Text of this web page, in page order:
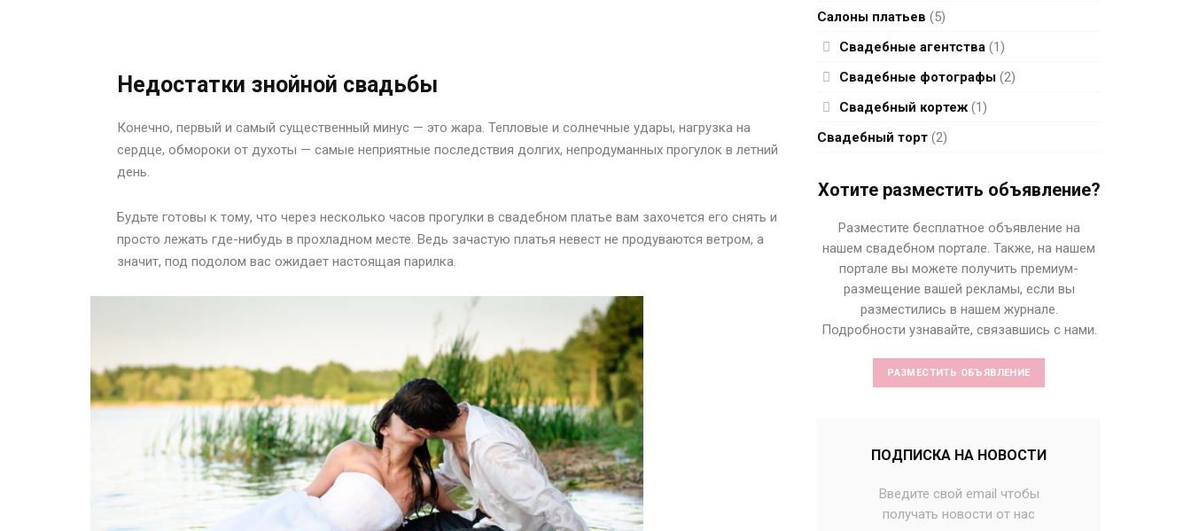
Недостатки знойной свадьбы
Конечно, первый и самый существенный минус — это жара. Тепловые и солнечные удары, нагрузка на
сердце, обмороки от духоты — самые неприятные последствия долгих, непродуманных прогулок в летний
день.
Будьте готовы к тому, что через несколько часов прогулки в свадебном платье вам захочется его снять и
просто лежать где-нибудь в прохладном месте. Ведь зачастую платья невест не продуваются ветром, а
значит, под подолом вас ожидает настоящая парилка.
Салоны платьев (5)
Свадебные агентства (1)
Свадебные фотографы (2)
Свадебный кортеж (1)
Свадебный торт (2)
Хотите разместить объявление?
Разместите бесплатное объявление на
нашем свадебном портале. Также, на нашем
портале вы можете получить премиум-
размещение вашей рекламы, если вы
разместились в нашем журнале.
Подробности узнавайте, связавшись с нами.
РАЗМЕСТИТЬ ОБЪЯВЛЕНИЕ
ПОДПИСКА НА НОВОСТИ
Введите свой email чтобы
получать новости от нас